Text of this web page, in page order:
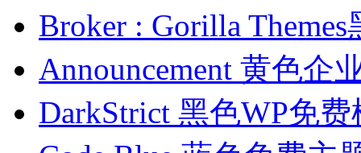
Broker : Gorilla
Announcement 黄色企
DarkStrict 黑色WP免费